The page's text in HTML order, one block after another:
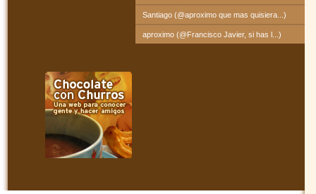
Santiago (@aproximo que mas quisiera...)
aproximo (@Francisco Javier, si has l...)